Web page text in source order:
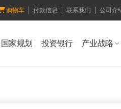
购物车 付款信息 联系我们 公司介
国家规划 投资银行 产业战略